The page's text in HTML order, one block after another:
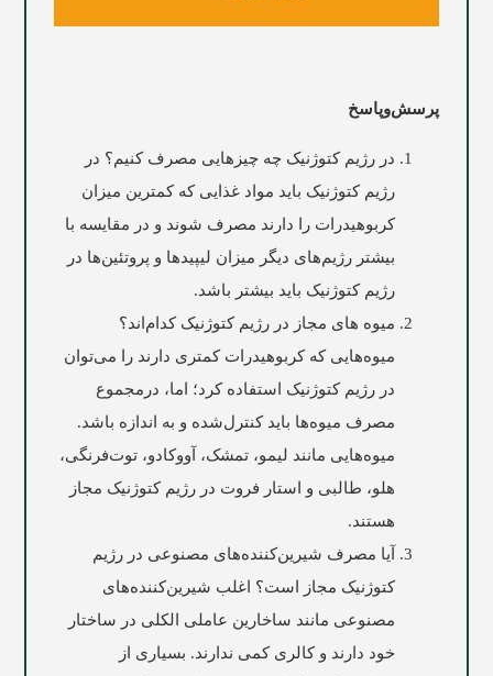
پرسش‌وپاسخ
در رژیم کتوژنیک چه چیزهایی مصرف کنیم؟ در
رژیم کتوژنیک باید مواد غذایی‌ که کمترین میزان
کربوهیدرات را دارند مصرف شوند و در مقایسه با
بیشتر رژیم‌های دیگر میزان لیپیدها و پروتئین‌ها در
رژیم کتوژنیک باید بیشتر باشد.
میوه های مجاز در رژیم کتوژنیک کدام‌اند؟
میوه‌هایی که کربوهیدرات کمتری دارند را می‌توان
در رژیم کتوژنیک استفاده کرد؛ اما، درمجموع
مصرف میوه‌ها باید کنترل‌شده و به اندازه باشد.
میوه‌هایی مانند لیمو، تمشک، آووکادو، توت‌فرنگی،
هلو، طالبی و استار فروت در رژیم کتوژنیک مجاز
هستند.
آیا مصرف شیرین‌کننده‌های مصنوعی در رژیم
کتوژنیک مجاز است؟ اغلب شیرین‌کننده‌های
مصنوعی مانند ساخارین عاملی الکلی در ساختار
خود دارند و کالری کمی ندارند. بسیاری از